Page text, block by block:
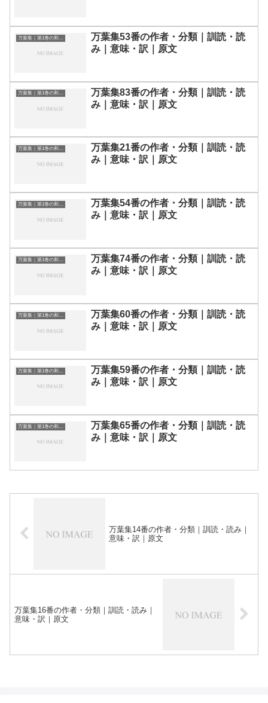
万葉集｜第1巻の和歌一覧
万葉集53番の作者・分類｜訓読・読
み｜意味・訳｜原文
万葉集｜第1巻の和歌一覧
万葉集83番の作者・分類｜訓読・読
み｜意味・訳｜原文
万葉集｜第1巻の和歌一覧
万葉集21番の作者・分類｜訓読・読
み｜意味・訳｜原文
万葉集｜第1巻の和歌一覧
万葉集54番の作者・分類｜訓読・読
み｜意味・訳｜原文
万葉集｜第1巻の和歌一覧
万葉集74番の作者・分類｜訓読・読
み｜意味・訳｜原文
万葉集｜第1巻の和歌一覧
万葉集60番の作者・分類｜訓読・読
み｜意味・訳｜原文
万葉集｜第1巻の和歌一覧
万葉集59番の作者・分類｜訓読・読
み｜意味・訳｜原文
万葉集65番の作者・分類｜訓読・読
み｜意味・訳｜原文
万葉集14番の作者・分類｜訓読・読み｜
意味・訳｜原文
万葉集16番の作者・分類｜訓読・読み｜
意味・訳｜原文